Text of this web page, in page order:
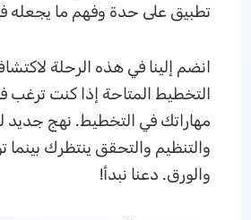
تطبيق على حدة وفهم ما يجعله
انضم إلينا في هذه الرحلة
التخطيط المتاحة إذا كنت
مهاراتك في التخطيط. نهج جديد
والتنظيم والتحقق ينتظرك بينما
والورق. دعنا نبدأ!